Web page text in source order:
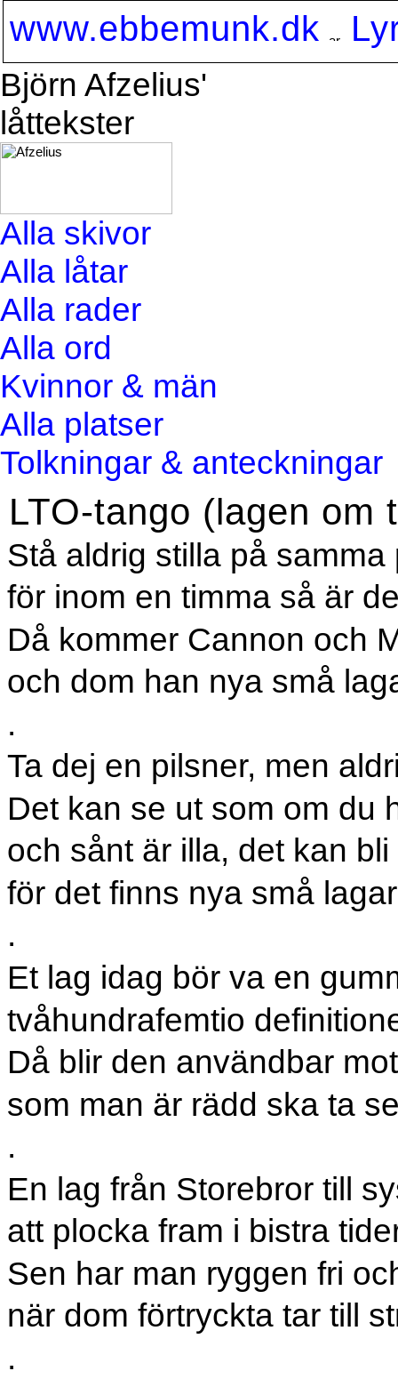
www.ebbemunk.dk
Björn Afzelius'
låttekster
Alla skivor
Alla låtar
Alla rader
Alla ord
Kvinnor & män
Alla platser
Tolkningar & anteckningar
LTO-tango (lagen om
Stå aldrig stilla på samma
för inom en timma så är
Då kommer Cannon och
och dom han nya små
.
Ta dej en pilsner, men
Det kan se ut som om du
och sånt är illa, det kan
för det finns nya små
.
Et lag idag bör va en
tvåhundrafemtio
Då blir den användbar
som man är rädd ska ta
.
En lag från Storebror till
att plocka fram i bistra
Sen har man ryggen fri
när dom förtryckta tar till
.